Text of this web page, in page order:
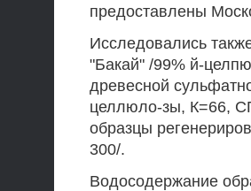
предоставлены
Исследовались
"Бакай" /99% й-
древесной
целлюло-зы, К=66,
образцы
300/.
Водосодержание